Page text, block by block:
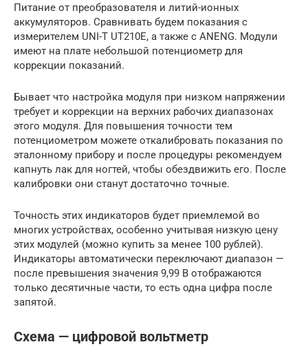
Питание от преобразователя и литий-ионных
аккумуляторов. Сравнивать будем показания с
измерителем UNI-T UT210E, а также с ANENG. Модули
имеют на плате небольшой потенциометр для
коррекции показаний.
Бывает что настройка модуля при низком напряжении
требует и коррекции на верхних рабочих диапазонах
этого модуля. Для повышения точности тем
потенциометром можете откалибровать показания по
эталонному прибору и после процедуры рекомендуем
капнуть лак для ногтей, чтобы обездвижить его. После
калибровки они станут достаточно точные.
Точность этих индикаторов будет приемлемой во
многих устройствах, особенно учитывая низкую цену
этих модулей (можно купить за менее 100 рублей).
Индикаторы автоматически переключают диапазон —
после превышения значения 9,99 В отображаются
только десятичные части, то есть одна цифра после
запятой.
Схема — цифровой вольтметр